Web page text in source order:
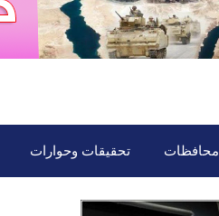
محافظات تحقيقات وحوارات